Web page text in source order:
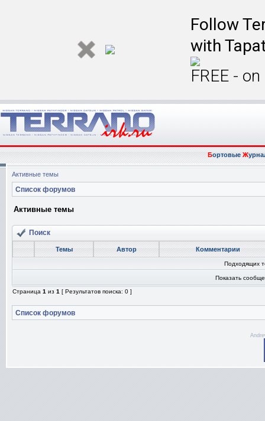
Follow
with
FREE -
БортовыеЖ
Активные темы
Список форумов
Активные темы
Поиск
Темы Автор Комментарии
Подходящих
Показать
Страница 1 из 1 [ Результатов поиска: 0 ]
Список форумов